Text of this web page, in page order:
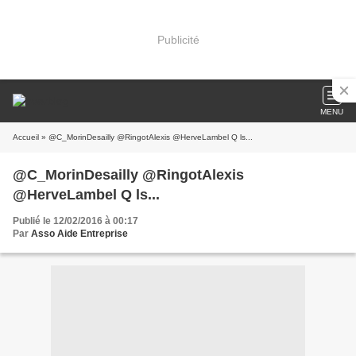
Publicité
MENU
Accueil » @C_MorinDesailly @RingotAlexis @HerveLambel Q ls...
@C_MorinDesailly @RingotAlexis
@HerveLambel Q ls...
Publié le 12/02/2016 à 00:17
Par Asso Aide Entreprise